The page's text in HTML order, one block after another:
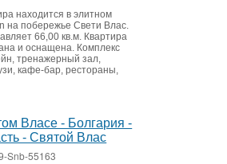
находится в элитном
на побережье Свети Влас.
66,00 кв.м. Квартира
и оснащена. Комплекс
тренажерный зал,
кафе-бар, рестораны,
Власе - Болгария -
- Святой Влас
Snb-55163